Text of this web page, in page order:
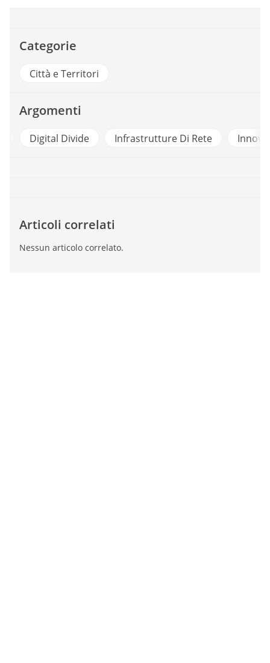
Categorie
Città e Territori
Argomenti
Digital Divide Infrastrutture Di Rete
Articoli correlati
Nessun articolo correlato.